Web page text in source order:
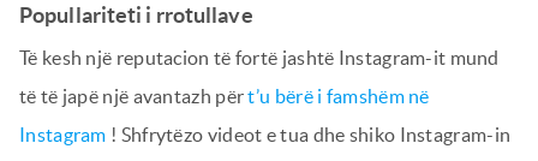
Popullariteti i rrotullave
Të kesh një reputacion të fortë jashtë Instagram-it mund
të të japë një avantazh përt’u bërë i famshëm në
Instagram ! Shfrytëzo videot e tua dhe shiko Instagram-in